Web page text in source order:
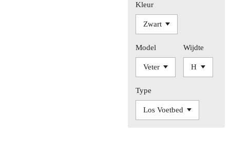
Kleur
Model Wijdte
Type